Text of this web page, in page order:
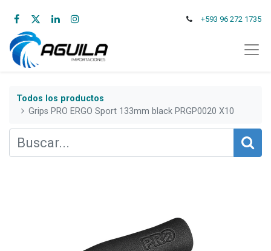
+593 96 272 1735
Todos los productos
Grips PRO ERGO Sport 133mm black PRGP0020 X10